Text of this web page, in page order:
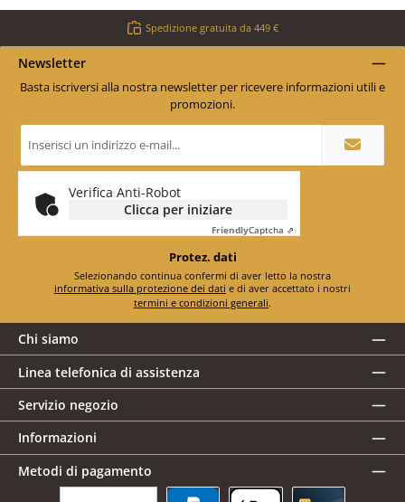
Spedizione gratuita da 449 €
Newsletter
Basta iscriversi alla nostra newsletter per ricevere informazioni utili e
promozioni.
*
Verifica Anti-Robot
Clicca per iniziare
FriendlyCaptcha ⇗
Protez. dati
informativa sulla protezione dei dati
termini e condizioni generali.
Chi siamo
Linea telefonica di assistenza
Servizio negozio
Informazioni
Metodi di pagamento